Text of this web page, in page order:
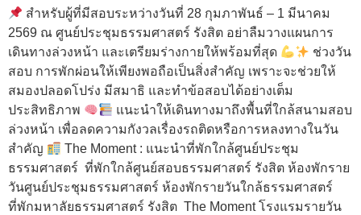
สำหรับผู้ที่มีสอบระหว่างวันที่ 28 กุมภาพันธ์ – 1 มีนาคม
2569 ณ ศูนย์ประชุมธรรมศาสตร์ รังสิต อย่าลืมวางแผนการ
เดินทางล่วงหน้า และเตรียมร่างกายให้พร้อมที่สุด
ช่วงวัน
สอบ การพักผ่อนให้เพียงพอถือเป็นสิ่งสำคัญ เพราะจะช่วยให้
สมองปลอดโปร่ง มีสมาธิ และทำข้อสอบได้อย่างเต็ม
ประสิทธิภาพ
แนะนำให้เดินทางมาถึงพื้นที่ใกล้สนามสอบ
ล่วงหน้า เพื่อลดความกังวลเรื่องรถติดหรือการหลงทางในวัน
สำคัญ
The Moment : แนะนำที่พักใกล้ศูนย์ประชุม
ธรรมศาสตร์ ที่พักใกล้ศูนย์สอบธรรมศาสตร์ รังสิต ห้องพักราย
วันศูนย์ประชุมธรรมศาสตร์ ห้องพักรายวันใกล้ธรรมศาสตร์
ที่พักมหาลัยธรรมศาสตร์ รังสิต The Moment โรงแรมรายวัน